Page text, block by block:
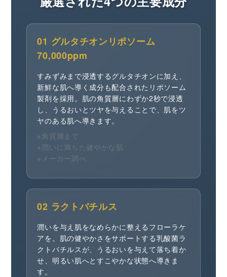
01 グルタチオンリポソーム
70,000ppm
すみずみまで浸透するグルタチオンに加え、
新鮮な肌へ導く成分も配合されたリポソーム
製剤を採用。肌の角質層にわずか2秒で浸透
し、うるおいとツヤを与えることで、肌をツ
ヤのある肌へ導きます。
※角質層まで
※潤いに満ちた健やかな肌
※メーカー調べ
02 ラクトバチルス
潤いを与え肌をなめらかに整えるフローラケ
アを。肌の健やかさをサポートする乳酸菌ラ
クトバチルスが、うるおいを与えて落ち着か
せ、明るい肌へとすこやかな状態へ導きま
す。